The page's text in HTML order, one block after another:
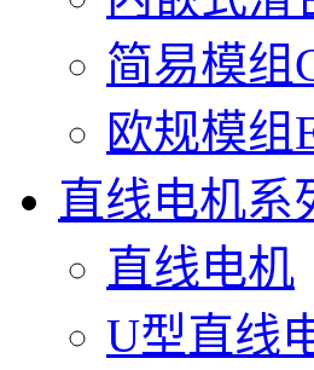
简易模组
欧规模组
直线电机系
直线电机
U型直线